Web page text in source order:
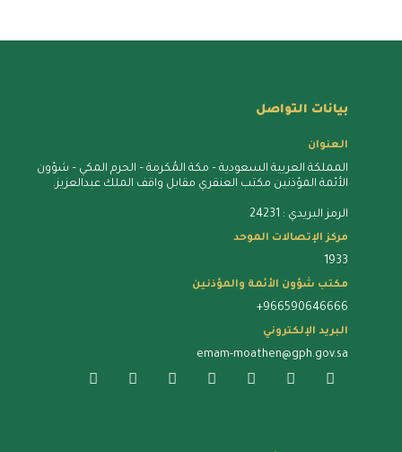
بيانات التواصل
العنوان
المملكة العربية السعودية – مكة المُكرمة – الحرم المكي – شؤون
الأئمة المؤذنين مكتب العنقري مقابل واقف الملك عبدالعزيز.
الرمز البريدي : 24231
مركز الإتصالات الموحد
1933
مكتب شؤون الأئمة والمؤذنين
+966590646666
البريد الإلكتروني
emam-moathen@gph.gov.sa